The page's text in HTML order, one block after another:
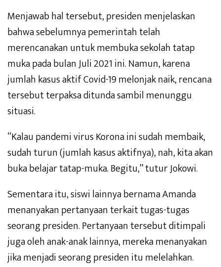
Menjawab hal tersebut, presiden menjelaskan
bahwa sebelumnya pemerintah telah
merencanakan untuk membuka sekolah tatap
muka pada bulan Juli 2021 ini. Namun, karena
jumlah kasus aktif Covid-19 melonjak naik, rencana
tersebut terpaksa ditunda sambil menunggu
situasi.
“Kalau pandemi virus Korona ini sudah membaik,
sudah turun (jumlah kasus aktifnya), nah, kita akan
buka belajar tatap-muka. Begitu,” tutur Jokowi.
Sementara itu, siswi lainnya bernama Amanda
menanyakan pertanyaan terkait tugas-tugas
seorang presiden. Pertanyaan tersebut ditimpali
juga oleh anak-anak lainnya, mereka menanyakan
jika menjadi seorang presiden itu melelahkan.